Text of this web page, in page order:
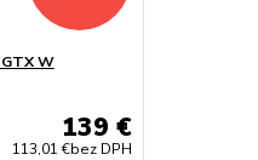
GTX W
139 €
113,01 €bez DPH